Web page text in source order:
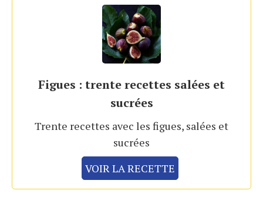
Figues : trente recettes salées et
sucrées
Trente recettes avec les figues, salées et
sucrées
VOIR LA RECETTE